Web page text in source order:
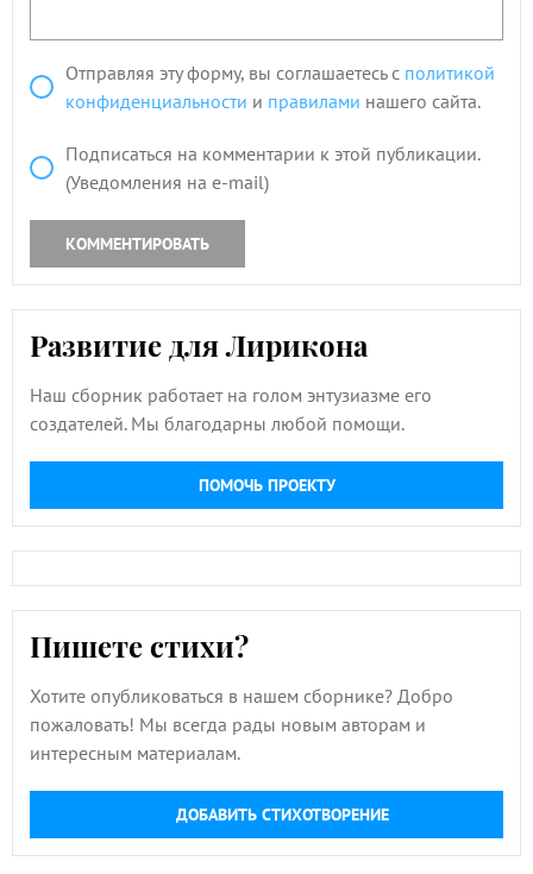
Отправляя эту форму, вы соглашаетесь с политикой
конфиденциальности и правилами нашего сайта.
Подписаться на комментарии к этой публикации.
(Уведомления на e-mail)
КОММЕНТИРОВАТЬ
Развитие для Лирикона
Наш сборник работает на голом энтузиазме его
создателей. Мы благодарны любой помощи.
ПОМОЧЬ ПРОЕКТУ
Пишете стихи?
Хотите опубликоваться в нашем сборнике? Добро
пожаловать! Мы всегда рады новым авторам и
интересным материалам.
ДОБАВИТЬ СТИХОТВОРЕНИЕ